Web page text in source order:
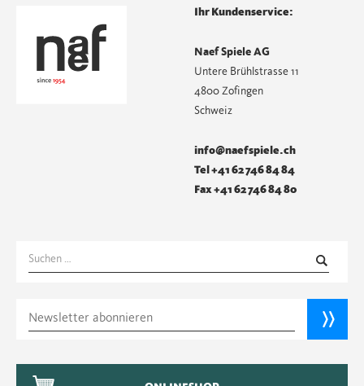
Ihr Kundenservice:
Naef Spiele AG
Untere Brühlstrasse 11
4800 Zofingen
Schweiz
info@naefspiele.ch
Tel +41 62 746 84 84
Fax +41 62 746 84 80
Suchen
nach: